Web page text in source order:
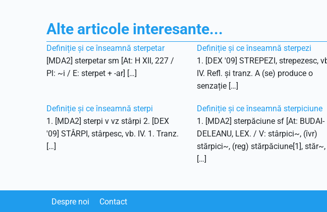
Alte articole interesante...
Definiție și ce înseamnă sterpetar
[MDA2] sterpetar sm [At: H XII, 227 /
Pl: ~i / E: sterpet + -ar] […]
Definiție și ce înseamnă sterpezi
1. [DEX '09] STREPEZI, strepezesc,
IV. Refl. și tranz. A (se) produce o
senzație […]
Definiție și ce înseamnă sterpi
1. [MDA2] sterpi v vz stârpi 2. [DEX
'09] STÂRPI, stârpesc, vb. IV. 1. Tranz.
[…]
Definiție și ce înseamnă sterpiciune
1. [MDA2] sterpăciune sf [At: BUDAI-
DELEANU, LEX. / V: stârpici~, (îvr)
stărpici~, (reg) stărpăciune[1], stăr~,
[…]
Despre noi Contact